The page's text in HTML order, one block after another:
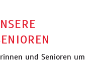
und Senioren um